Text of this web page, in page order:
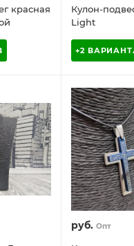
красная
Кулон-
Light
+2
руб. Опт